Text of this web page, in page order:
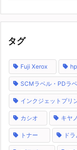
タグ
Fuji Xerox hp
SCMラベル・PDラ
インクジェットプリ
カシオ キヤ
トナー ドラ